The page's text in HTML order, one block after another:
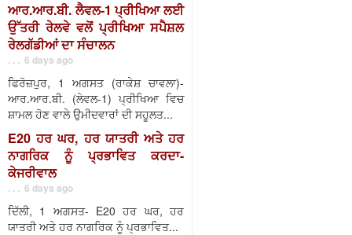
ਆਰ.ਆਰ.ਬੀ. ਲੈਵਲ-1 ਪ੍ਰੀਖਿਆ ਲਈ
ਉੱਤਰੀ ਰੇਲਵੇ ਵਲੋਂ ਪ੍ਰੀਖਿਆ ਸਪੈਸ਼ਲ
ਰੇਲਗੱਡੀਆਂ ਦਾ ਸੰਚਾਲਨ
. . . 6 days ago
ਫਿਰੋਜ਼ਪੁਰ, 1 ਅਗਸਤ (ਰਾਕੇਸ਼ ਚਾਵਲਾ)-
ਆਰ.ਆਰ.ਬੀ. (ਲੇਵਲ-1) ਪ੍ਰੀਖਿਆ ਵਿਚ
ਸ਼ਾਮਲ ਹੋਣ ਵਾਲੇ ਉਮੀਦਵਾਰਾਂ ਦੀ ਸਹੂਲਤ...
E20 ਹਰ ਘਰ, ਹਰ ਯਾਤਰੀ ਅਤੇ ਹਰ
ਨਾਗਰਿਕ ਨੂੰ ਪ੍ਰਭਾਵਿਤ ਕਰਦਾ-
ਕੇਜਰੀਵਾਲ
. . . 6 days ago
ਦਿੱਲੀ, 1 ਅਗਸਤ- E20 ਹਰ ਘਰ, ਹਰ
ਯਾਤਰੀ ਅਤੇ ਹਰ ਨਾਗਰਿਕ ਨੂੰ ਪ੍ਰਭਾਵਿਤ...